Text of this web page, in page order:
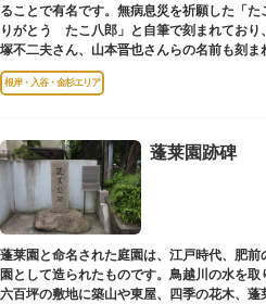
ることで有名です。無病息災を祈願した「
りがとう たこ八郎」と自筆で刻まれており
塚不二夫さん、山本晋也さんらの名前も刻
毘沙門天を奉安しています。
根岸・入谷・金杉エリア
蓬莱園跡碑
蓬莱園と命名された庭園は、江戸時代、肥
園として造られたものです。鳥越川の水を
六百坪の敷地に築山や東屋、四季の花木、